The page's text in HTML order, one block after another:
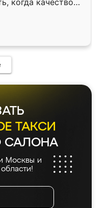
когда качеством
кухня уже почти
ТАКСИ
САЛОНА
Москвы и